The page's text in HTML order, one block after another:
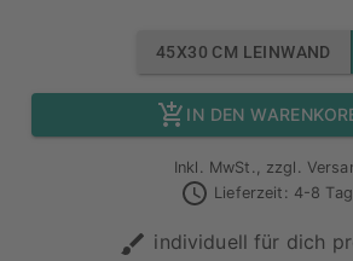
45X30 CM LEINWAND
IN DEN
Inkl. MwSt., zzgl.
Lieferzeit: 4-8
individuell für dich